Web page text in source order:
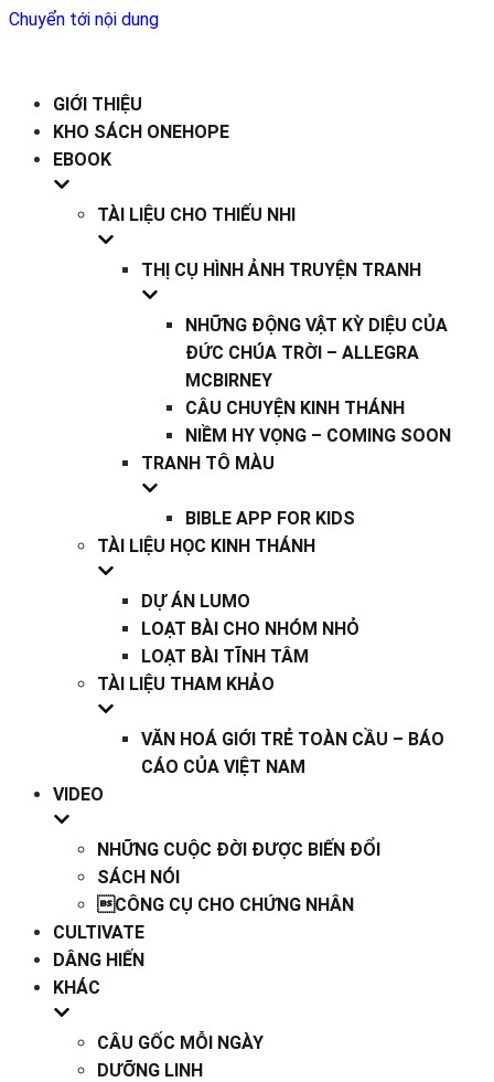
Chuyển tới nội dung
GIỚI THIỆU
KHO SÁCH ONEHOPE
EBOOK
TÀI LIỆU CHO THIẾU NHI
THỊ CỤ HÌNH ẢNH TRUYỆN TRANH
NHỮNG ĐỘNG VẬT KỲ DIỆU CỦA
ĐỨC CHÚA TRỜI – ALLEGRA
MCBIRNEY
CÂU CHUYỆN KINH THÁNH
NIỀM HY VỌNG – COMING SOON
TRANH TÔ MÀU
BIBLE APP FOR KIDS
TÀI LIỆU HỌC KINH THÁNH
DỰ ÁN LUMO
LOẠT BÀI CHO NHÓM NHỎ
LOẠT BÀI TĨNH TÂM
TÀI LIỆU THAM KHẢO
VĂN HOÁ GIỚI TRẺ TOÀN CẦU – BÁO
CÁO CỦA VIỆT NAM
VIDEO
NHỮNG CUỘC ĐỜI ĐƯỢC BIẾN ĐỔI
SÁCH NÓI
CÔNG CỤ CHO CHỨNG NHÂN
CULTIVATE
DÂNG HIẾN
KHÁC
CÂU GỐC MỖI NGÀY
DƯỠNG LINH